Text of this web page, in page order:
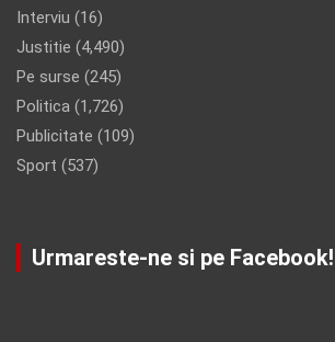
Interviu (16)
Justitie (4,490)
Pe surse (245)
Politica (1,726)
Publicitate (109)
Sport (537)
Urmareste-ne si pe Facebook!